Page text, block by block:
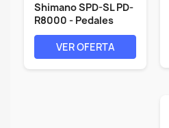
Shimano SPD-SL PD-
R8000 - Pedales
para...
VER OFERTA